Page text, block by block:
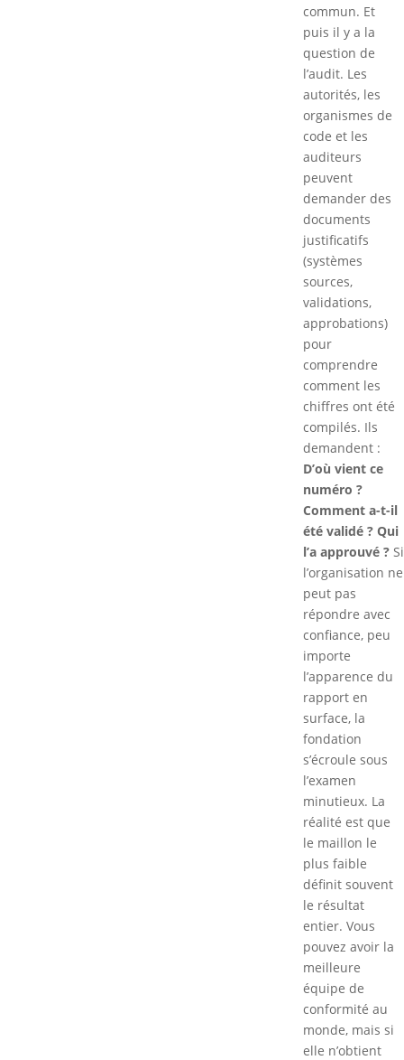
commun. Et
puis il y a la
question de
l’audit. Les
autorités, les
organismes de
code et les
auditeurs
peuvent
demander des
documents
justificatifs
(systèmes
sources,
validations,
approbations)
pour
comprendre
comment les
chiffres ont été
compilés. Ils
demandent :
D’où vient ce
numéro ?
Comment a-t-il
été validé ? Qui
l’a approuvé ? Si
l’organisation ne
peut pas
répondre avec
confiance, peu
importe
l’apparence du
rapport en
surface, la
fondation
s’écroule sous
l’examen
minutieux. La
réalité est que
le maillon le
plus faible
définit souvent
le résultat
entier. Vous
pouvez avoir la
meilleure
équipe de
conformité au
monde, mais si
elle n’obtient